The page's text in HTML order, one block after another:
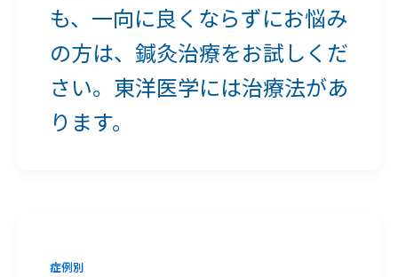
も、一向に良くならずにお悩み
の方は、鍼灸治療をお試しくだ
さい。東洋医学には治療法があ
ります。
症例別